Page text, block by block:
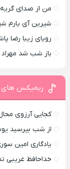
من از صدای
شیرین آی یارم
رویای زیبا رضا
باز شب شد
ریمیکس های
کجایی آرزوی
از شب بپرسید
یادگاری امین
خداحافظ غریبی